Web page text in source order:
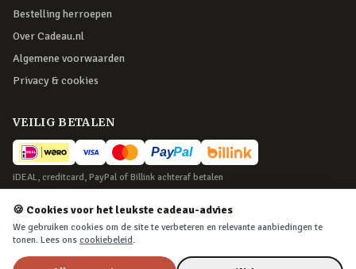
Bestelling herroepen
Over Cadeau.nl
Algemene voorwaarden
Privacy & cookies
VEILIG BETALEN
iDEAL, creditcard, PayPal of Billink achteraf betalen
BEZORGING
Voor 22:45 besteld, morgen in huis. Tot 365 dagen retourneren.
🍪 Cookies voor het leukste cadeau-advies
We gebruiken cookies om de site te verbeteren en relevante aanbiedingen te
tonen. Lees ons cookiebeleid.